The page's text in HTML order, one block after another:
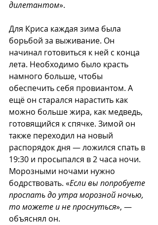
дилетантом».
Для Криса каждая зима была
борьбой за выживание. Он
начинал готовиться к ней с конца
лета. Необходимо было красть
намного больше, чтобы
обеспечить себя провиантом. А
ещё он старался нарастить как
можно больше жира, как медведь,
готовящийся к спячке. Зимой он
также переходил на новый
распорядок дня — ложился спать в
19:30 и просыпался в 2 часа ночи.
Морозными ночами нужно
бодрствовать. «Если вы попробуете
проспать до утра морозной ночью,
то можете и не проснуться», —
объяснял он.